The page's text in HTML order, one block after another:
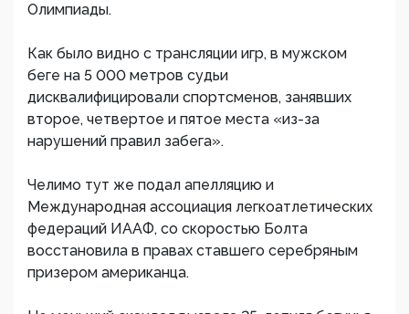
Олимпиады.
Как было видно с трансляции игр, в мужском
беге на 5 000 метров судьи
дисквалифицировали спортсменов, занявших
второе, четвертое и пятое места «из-за
нарушений правил забега».
Челимо тут же подал апелляцию и
Международная ассоциация легкоатлетических
федераций ИААФ, со скоростью Болта
восстановила в правах ставшего серебряным
призером американца.